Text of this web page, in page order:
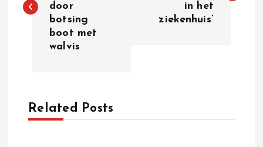
s
a
v
door
botsing
boot met
walvis
in het
ziekenhuis’
Related Posts